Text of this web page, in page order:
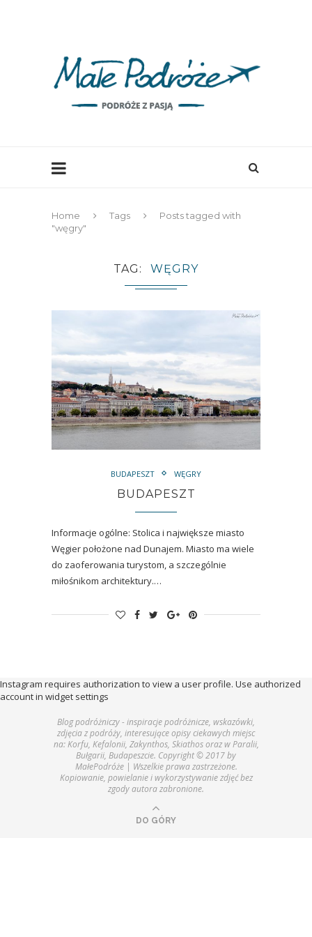
Home Tags
Posts tagged with
"węgry"
TAG WĘGRY
BUDAPESZT WĘGRY
BUDAPESZT
Informacje ogólne: Stolica i największe miasto
Węgier położone nad Dunajem. Miasto ma wiele
do zaoferowania turystom, a szczególnie
miłośnikom architektury.…
Instagram requires authorization to view a user profile. Use authorized
account in widget settings
Blog podróżniczy - inspiracje podróżnicze, wskazówki,
zdjęcia z podróży, interesujące opisy ciekawych miejsc
na: Korfu, Kefalonii, Zakynthos, Skiathos oraz w Paralii,
Bułgarii, Budapeszcie. Copyright © 2017 by
MałePodróże | Wszelkie prawa zastrzeżone.
Kopiowanie, powielanie i wykorzystywanie zdjęć bez
zgody autora zabronione.
DO GÓRY